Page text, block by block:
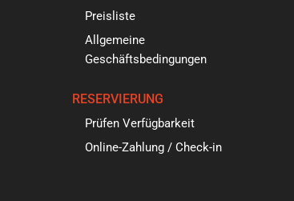
Preisliste
Allgemeine
Geschäftsbedingungen
RESERVIERUNG
Prüfen Verfügbarkeit
Online-Zahlung / Check-in